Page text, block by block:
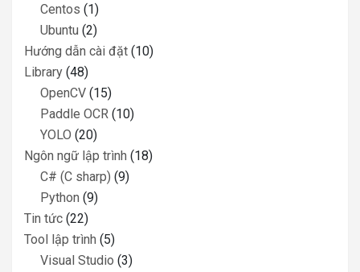
Centos (1)
Ubuntu (2)
Hướng dẫn cài đặt (10)
Library (48)
OpenCV (15)
Paddle OCR (10)
YOLO (20)
Ngôn ngữ lập trình (18)
C# (C sharp) (9)
Python (9)
Tin tức (22)
Tool lập trình (5)
Visual Studio (3)